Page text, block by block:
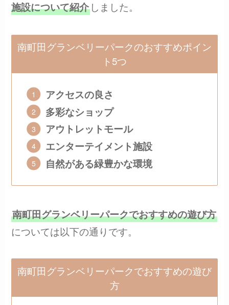
施設について紹介 しました。
南町田グランベリーパークのおすすめポイン
ト5つ
アクセスの良さ
多彩なショップ
アウトレットモール
エンターテイメント施設
自然がある緑豊かな環境
南町田グランベリーパークでおすすめの遊び方
については以下の通りです。
南町田グランベリーパークでおすすめの遊び
方